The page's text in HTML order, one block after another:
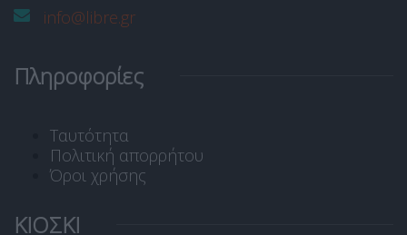
info@libre.gr
Πληροφορίες
Ταυτότητα
Πολιτική απορρήτου
Όροι χρήσης
ΚΙΟΣΚΙ